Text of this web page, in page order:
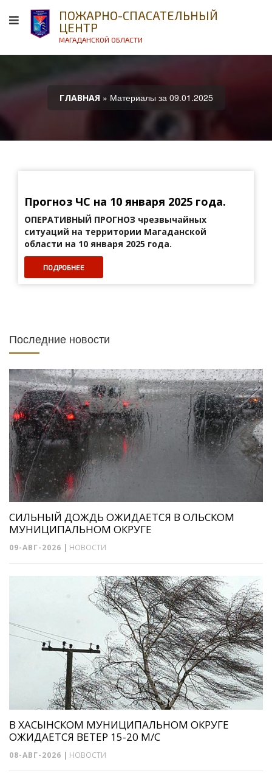
ПОЖАРНО-СПАСАТЕЛЬНЫЙ
ЦЕНТР
МАГАДАНСКОЙ ОБЛАСТИ
ГЛАВНАЯ » Материалы за 09.01.2025
Прогноз ЧС на 10 января 2025 года.
ОПЕРАТИВНЫЙ ПРОГНОЗ чрезвычайных
ситуаций на территории Магаданской
области на 10 января 2025 года.
ПОДРОБНЕЕ
Последние новости
СИЛЬНЫЙ ДОЖДЬ ОЖИДАЕТСЯ В ОЛЬСКОМ
МУНИЦИПАЛЬНОМ ОКРУГЕ
09-АВГ-2026 | НОВОСТИ
В ХАСЫНСКОМ МУНИЦИПАЛЬНОМ ОКРУГЕ
ОЖИДАЕТСЯ ВЕТЕР 15-20 М/С
08-АВГ-2026 | НОВОСТИ